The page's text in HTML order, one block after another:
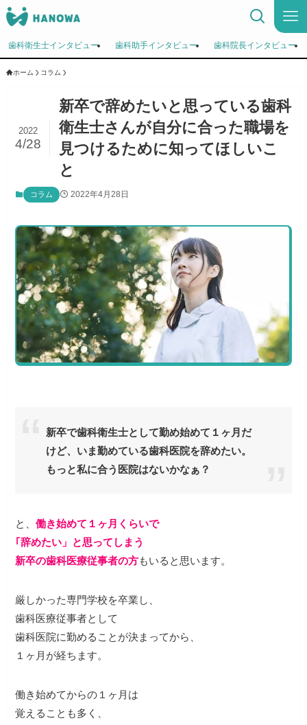
歯科衛生士インタビュー 歯科助手インタビュー 歯科院長インタビュー
ホーム コラム
新卒で辞めたいと思っている歯科
衛生士さんが自分に合った職場を
見つけるために知ってほしいこ
と
2022
4/28
コラム 2022年4月28日
新卒で歯科衛生士として勤め始めて１ヶ月だ
けど、いま勤めている歯科医院を辞めたい。
もっと私に合う医院はないかなぁ？
と、働き始めて１ヶ月くらいで
｢辞めたい」と思ってしまう
新卒の歯科医療従事者の方もいると思います。
厳しかった専門学校を卒業し、
歯科医療従事者として
歯科医院に勤めることが決まってから、
１ヶ月が経ちます。
働き始めてからの１ヶ月は
覚えることも多く、